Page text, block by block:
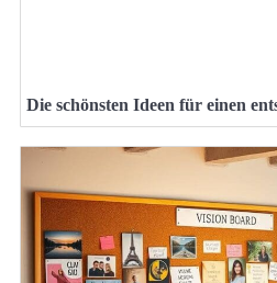
Die schönsten Ideen für einen